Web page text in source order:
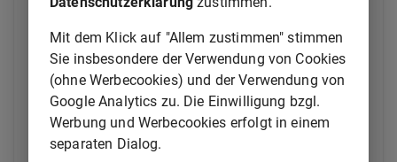
Klageänderung, Aufrechnungserklärung und
Widerklage sind nur zulässig, wenn
1.
der Gegner einwilligt oder das Gericht dies
für sachdienlich hält und
2.
diese auf Tatsachen gestützt werden
können, die das Berufungsgericht seiner
Verhandlung und Entscheidung über die
Mit dem Klick auf "Allem zustimmen" stimmen
Sie insbesondere der Verwendung von Cookies
(ohne Werbecookies) und der Verwendung von
Google Analytics zu. Die Einwilligung bzgl.
Werbung und Werbecookies erfolgt in einem
separaten Dialog.